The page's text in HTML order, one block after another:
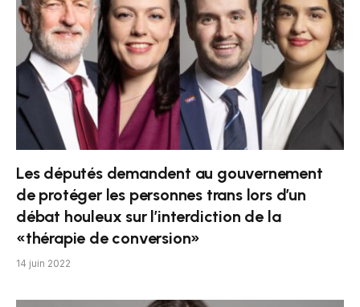
Les députés demandent au gouvernement
de protéger les personnes trans lors d’un
débat houleux sur l’interdiction de la
«thérapie de conversion»
14 juin 2022